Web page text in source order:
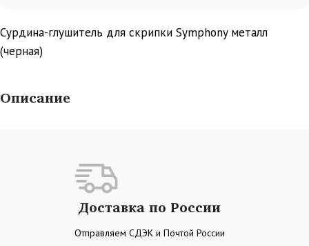
Сурдина-глушитель для скрипки Symphony металл
(черная)
Описание
Доставка по России
Отправляем СДЭК и Почтой России